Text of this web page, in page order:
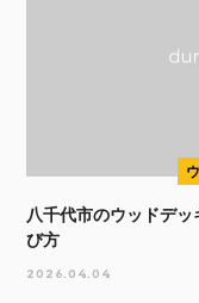
八千代市のウッドデ
び方
2026.04.04